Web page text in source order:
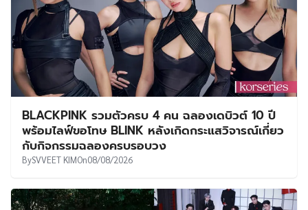
BLACKPINK รวมตัวครบ 4 คน ฉลองเดบิวต์ 10 ปี
พร้อมไลฟ์ขอโทษ BLINK หลังเกิดกระแสวิจารณ์เกี่ยว
กับกิจกรรมฉลองครบรอบวง
BySVVEET KIMOn08/08/2026